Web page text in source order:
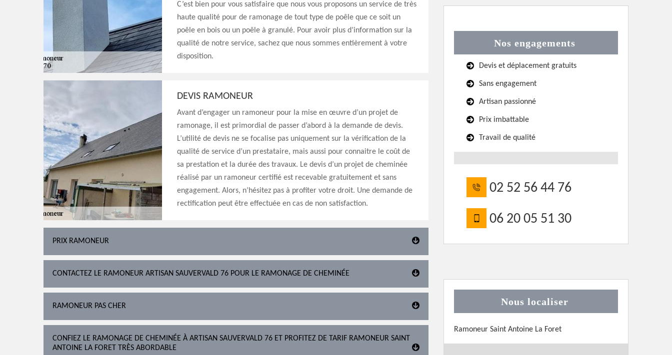
C’est bien pour vous satisfaire que nous vous proposons un service de très
haute qualité pour de ramonage de tout type de poêle que ce soit un
poêle en bois ou un poêle à granulé. Pour avoir plus d’information sur la
qualité de notre service, sachez que nous sommes entièrement à votre
disposition.
DEVIS RAMONEUR
Avant d’engager un ramoneur pour la mise en œuvre d’un projet de
ramonage, il est primordial de passer d’abord à la demande de devis.
L’utilité de devis ne se focalise pas uniquement sur la vérification de la
qualité de service d’un prestataire, mais aussi pour connaitre le coût de
sa prestation et la durée des travaux. Le devis d’un projet de cheminée
réalisé par un ramoneur certifié est recevable gratuitement et sans
engagement. Alors, n’hésitez pas à profiter votre droit. Une demande de
rectification peut être effectuée en cas de non satisfaction.
PRIX RAMONEUR
CONTACTEZ LE RAMONEUR ARTISAN SAUVERVALD 76 POUR LE RAMONAGE DE CHEMINÉE
RAMONEUR PAS CHER
CONFIEZ LE RAMONAGE DE CHEMINÉE À ARTISAN SAUVERVALD 76 ET PROFITEZ DE TARIF RAMONEUR SAINT
ANTOINE LA FORET TRÈS ABORDABLE
Nos engagements
Devis et déplacement gratuits
Sans engagement
Artisan passionné
Prix imbattable
Travail de qualité
02 52 56 44 76
06 20 05 51 30
Nous localiser
Ramoneur Saint Antoine La Foret